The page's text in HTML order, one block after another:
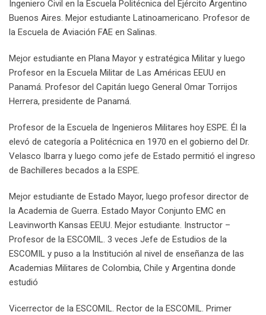
Ingeniero Civil en la Escuela Politécnica del Ejército Argentino
Buenos Aires. Mejor estudiante Latinoamericano. Profesor de
la Escuela de Aviación FAE en Salinas.
Mejor estudiante en Plana Mayor y estratégica Militar y luego
Profesor en la Escuela Militar de Las Américas EEUU en
Panamá. Profesor del Capitán luego General Omar Torrijos
Herrera, presidente de Panamá.
Profesor de la Escuela de Ingenieros Militares hoy ESPE. Él la
elevó de categoría a Politécnica en 1970 en el gobierno del Dr.
Velasco Ibarra y luego como jefe de Estado permitió el ingreso
de Bachilleres becados a la ESPE.
Mejor estudiante de Estado Mayor, luego profesor director de
la Academia de Guerra. Estado Mayor Conjunto EMC en
Leavinworth Kansas EEUU. Mejor estudiante. Instructor –
Profesor de la ESCOMIL. 3 veces Jefe de Estudios de la
ESCOMIL y puso a la Institución al nivel de enseñanza de las
Academias Militares de Colombia, Chile y Argentina donde
estudió
Vicerrector de la ESCOMIL. Rector de la ESCOMIL. Primer